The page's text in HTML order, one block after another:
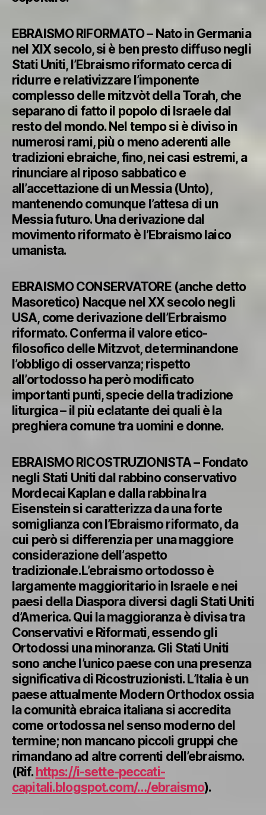
EBRAISMO RIFORMATO – Nato in Germania
nel XIX secolo, si è ben presto diffuso negli
Stati Uniti, l’Ebraismo riformato cerca di
ridurre e relativizzare l’imponente
complesso delle mitzvòt della Torah, che
separano di fatto il popolo di Israele dal
resto del mondo. Nel tempo si è diviso in
numerosi rami, più o meno aderenti alle
tradizioni ebraiche, fino, nei casi estremi, a
rinunciare al riposo sabbatico e
all’accettazione di un Messia (Unto),
mantenendo comunque l’attesa di un
Messia futuro. Una derivazione dal
movimento riformato è l’Ebraismo laico
umanista.
EBRAISMO CONSERVATORE (anche detto
Masoretico) Nacque nel XX secolo negli
USA, come derivazione dell’Erbraismo
riformato. Conferma il valore etico-
filosofico delle Mitzvot, determinandone
l’obbligo di osservanza; rispetto
all’ortodosso ha però modificato
importanti punti, specie della tradizione
liturgica – il più eclatante dei quali è la
preghiera comune tra uomini e donne.
EBRAISMO RICOSTRUZIONISTA – Fondato
negli Stati Uniti dal rabbino conservativo
Mordecai Kaplan e dalla rabbina Ira
Eisenstein si caratterizza da una forte
somiglianza con l’Ebraismo riformato, da
cui però si differenzia per una maggiore
considerazione dell’aspetto
tradizionale.L’ebraismo ortodosso è
largamente maggioritario in Israele e nei
paesi della Diaspora diversi dagli Stati Uniti
d’America. Qui la maggioranza è divisa tra
Conservativi e Riformati, essendo gli
Ortodossi una minoranza. Gli Stati Uniti
sono anche l’unico paese con una presenza
significativa di Ricostruzionisti. L’Italia è un
paese attualmente Modern Orthodox ossia
la comunità ebraica italiana si accredita
come ortodossa nel senso moderno del
termine; non mancano piccoli gruppi che
rimandano ad altre correnti dell’ebraismo.
(Rif.https://i-sette-peccati-
capitali.blogspot.com/…/ebraismo).